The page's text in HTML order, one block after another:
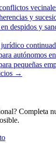
y
despidos y
autónomos
pequeñas
→
Completa